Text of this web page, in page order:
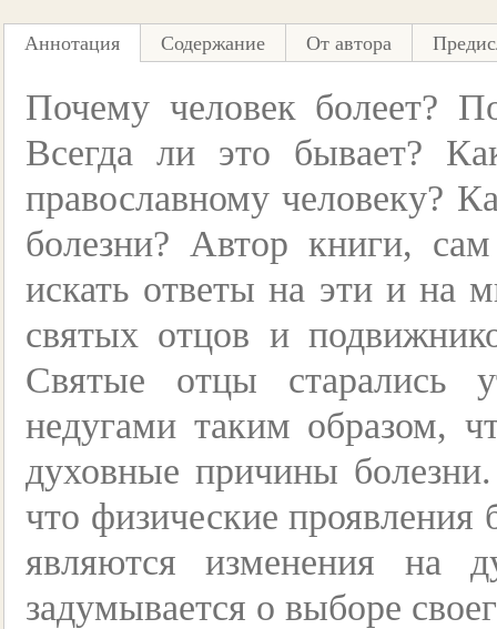
Аннотация Содержание От автора
Почему человек болеет?
Всегда ли это бывает?
православному человеку?
болезни? Автор книги,
искать ответы на эти и на
святых отцов и
Святые отцы старались
недугами таким образом,
духовные причины
что физические проявления
являются изменения на
задумывается о выборе